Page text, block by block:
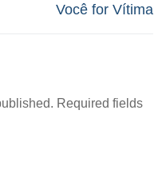
Você for Vítima
Required fields